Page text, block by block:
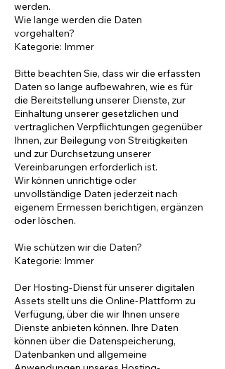
werden.
Wie lange werden die Daten
vorgehalten?
Kategorie: Immer
Bitte beachten Sie, dass wir die erfassten
Daten so lange aufbewahren, wie es für
die Bereitstellung unserer Dienste, zur
Einhaltung unserer gesetzlichen und
vertraglichen Verpflichtungen gegenüber
Ihnen, zur Beilegung von Streitigkeiten
und zur Durchsetzung unserer
Vereinbarungen erforderlich ist.
Wir können unrichtige oder
unvollständige Daten jederzeit nach
eigenem Ermessen berichtigen, ergänzen
oder löschen.
Wie schützen wir die Daten?
Kategorie: Immer
Der Hosting-Dienst für unserer digitalen
Assets stellt uns die Online-Plattform zu
Verfügung, über die wir Ihnen unsere
Dienste anbieten können. Ihre Daten
können über die Datenspeicherung,
Datenbanken und allgemeine